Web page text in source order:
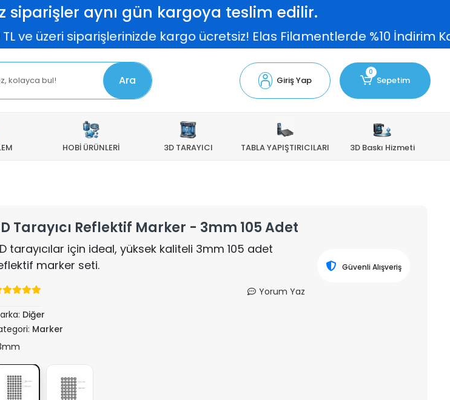
siparişler aynı gün kargoya teslim edilir.
üzeri siparişlerinizde kargo ücretsiz! Elas Filamentlerde %10 İndirim
Ara Giriş Yap
0
Sepetim
HOBİ ÜRÜNLERİ 3D TARAYICI TABLA YAPIŞTIRICILARI 3D Baskı Hizmeti
Tarayıcı Reflektif Marker - 3mm 105 Adet
tarayıcılar için ideal, yüksek kaliteli 3mm 105 adet
marker seti.
Yorum Yaz
Diğer
Marker
Güvenli Alışveriş